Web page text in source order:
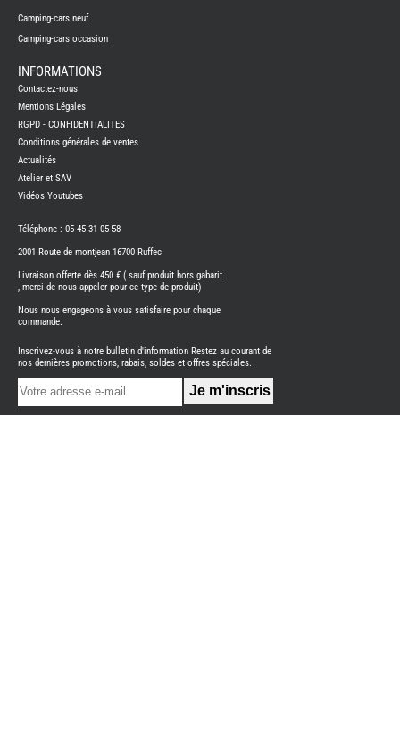
NEUFS
CAMPING-
CAMPING-
BENIMAR
CAMPING-
CARADO
CAMPING-
ITINEO
CAMPING-
OCCASION
CARADO
NEUFS
FOURGON
BENIMAR
FOURGON
Camping-cars neuf
Camping-cars occasion
INFORMATIONS
Contactez-nous
Mentions Légales
RGPD - CONFIDENTIALITES
Conditions générales de ventes
Actualités
Atelier et SAV
Vidéos Youtubes
Téléphone : 05 45 31 05 58
2001 Route de montjean 16700 Ruffec
Livraison offerte dès 450 € ( sauf produit hors gabarit
, merci de nous appeler pour ce type de produit)
Nous nous engageons à vous satisfaire pour chaque
commande.
Inscrivez-vous à notre bulletin d'information Restez au courant de
nos dernières promotions, rabais, soldes et offres spéciales.